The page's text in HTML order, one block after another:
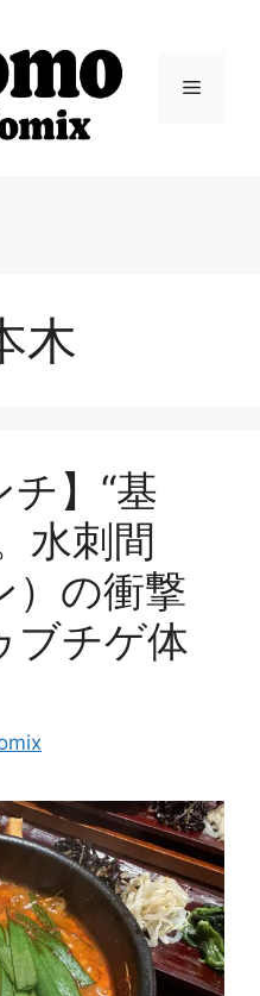
メ
木
チ】“基
水刺間
）の衝撃
ブチゲ体